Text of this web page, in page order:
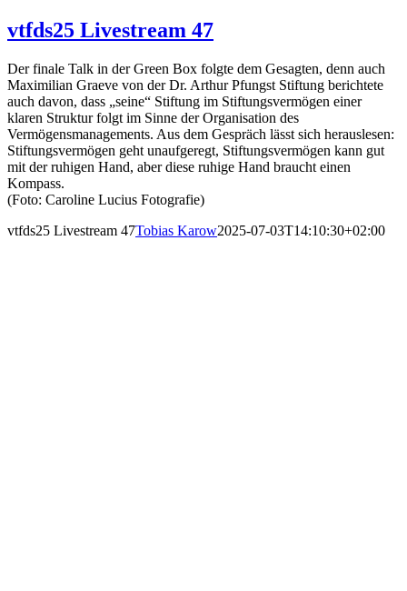
vtfds25 Livestream 47
Der finale Talk in der Green Box folgte dem Gesagten, denn auch
Maximilian Graeve von der Dr. Arthur Pfungst Stiftung berichtete
auch davon, dass „seine“ Stiftung im Stiftungsvermögen einer
klaren Struktur folgt im Sinne der Organisation des
Vermögensmanagements. Aus dem Gespräch lässt sich herauslesen:
Stiftungsvermögen geht unaufgeregt, Stiftungsvermögen kann gut
mit der ruhigen Hand, aber diese ruhige Hand braucht einen
Kompass.
(Foto: Caroline Lucius Fotografie)
vtfds25 Livestream 47Tobias Karow2025-07-03T14:10:30+02:00